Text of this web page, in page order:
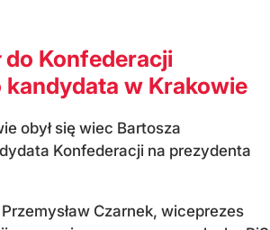
do Konfederacji
w Krakowie
obył się wiec Bartosza
Konfederacji na prezydenta
Czarnek, wiceprezes